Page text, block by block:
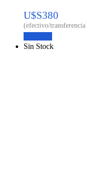
U$S380
Sin Stock